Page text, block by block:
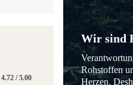
4.72 /5.00
Wir sind
Rohstoffen
Herzen.